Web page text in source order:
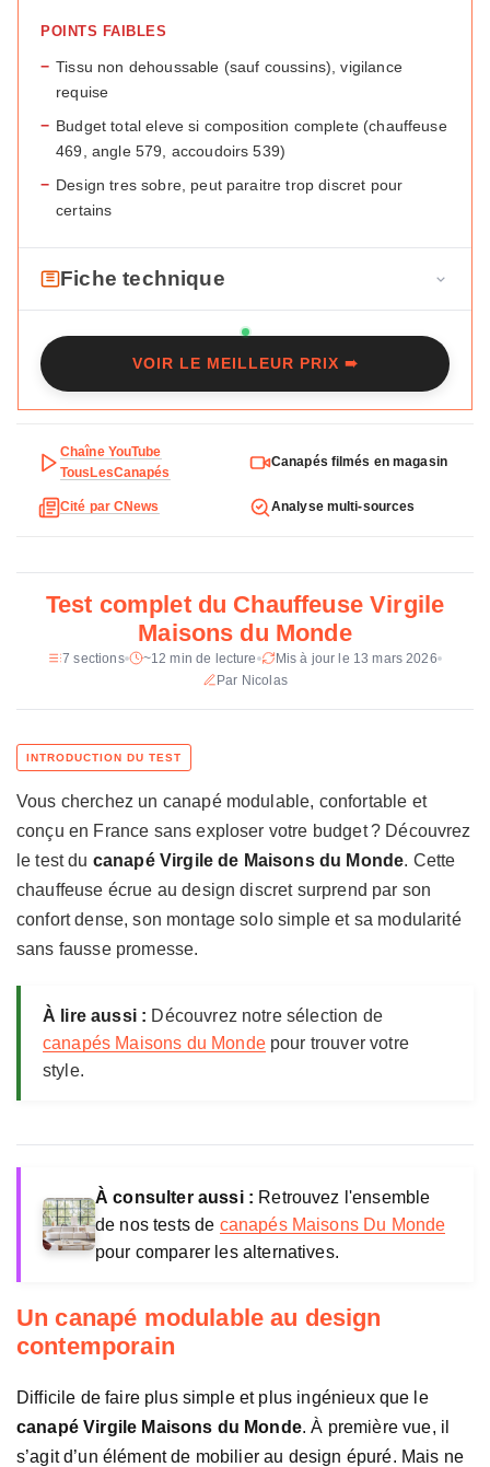
POINTS FAIBLES
− Tissu non dehoussable (sauf coussins), vigilance
requise
− Budget total eleve si composition complete (chauffeuse
469, angle 579, accoudoirs 539)
− Design tres sobre, peut paraitre trop discret pour
certains
Fiche technique
c
e
e
h
a
u
f
f
s
e
V
g
i
l
o
n
M
o
d
e
Maisons du Monde
Modele Virgile
Type Chauffeuse modulable
Dimensions (chauffeuse) 88 x 97 x 76 cm
Revetement
Tissu ecru (95% polyester, 5%
acrylique)
Garnissage dossier
Mousse polyether 23 kg/m3,
ouate
Suspension Ressorts Nosag
Pieds
Systeme de liaison Croco (clips)
Certification Good is Beautiful
Prix constate 469 € (chauffeuse)
VOIR LE MEILLEUR PRIX ➠
Chaîne YouTube
TousLesCanapés
Canapés filmés en magasin
Cité par CNews Analyse multi-sources
Test complet du Chauffeuse Virgile
Maisons du Monde
7 sections ~12 min de lecture
Mis à jour le 13 mars 2026
Par Nicolas
Vous cherchez un canapé modulable, confortable et
conçu en France sans exploser votre budget ? Découvrez
le test du canapé Virgile de Maisons du Monde. Cette
chauffeuse écrue au design discret surprend par son
confort dense, son montage solo simple et sa modularité
sans fausse promesse.
À lire aussi : Découvrez notre sélection de
canapés Maisons du Mondepour trouver votre
style.
À consulter aussi : Retrouvez l'ensemble
de nos tests de canapés Maisons Du Monde
pour comparer les alternatives.
Un canapé modulable au design
contemporain
Difficile de faire plus simple et plus ingénieux que le
canapé Virgile Maisons du Monde. À première vue, il
s’agit d’un élément de mobilier au design épuré. Mais ne